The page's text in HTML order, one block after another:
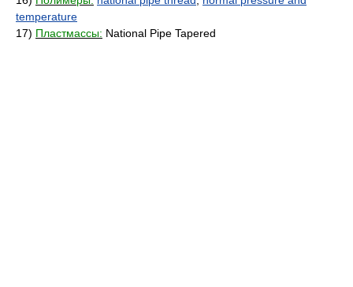
temperature
17) Пластмассы: National Pipe Tapered